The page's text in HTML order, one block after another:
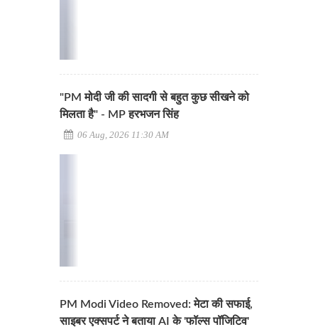
"PM मोदी जी की सादगी से बहुत कुछ सीखने को
मिलता है" - MP हरभजन सिंह
06 Aug, 2026 11:30 AM
PM Modi Video Removed: मेटा की सफाई,
साइबर एक्सपर्ट ने बताया AI के 'फॉल्स पॉजिटिव'